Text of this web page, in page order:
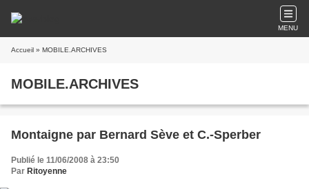
MENU
Accueil » MOBILE.ARCHIVES
MOBILE.ARCHIVES
Montaigne par Bernard Sève et C.-Sperber
Publié le 11/06/2008 à 23:50
Par Ritoyenne